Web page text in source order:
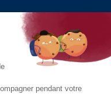
pendant votre